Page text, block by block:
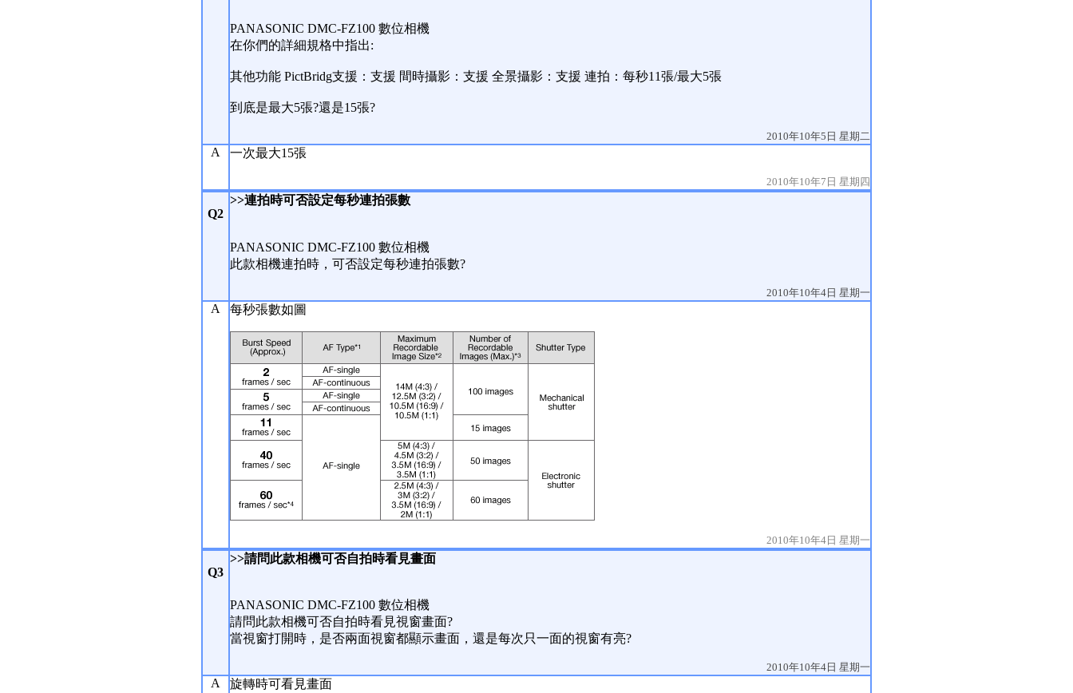
PANASONIC DMC-FZ100 數位相機
在你們的詳細規格中指出:
其他功能 PictBridg支援：支援 間時攝影：支援 全景攝影：支援 連拍：每秒11張/最大5張
到底是最大5張?還是15張?
2010年10年5日 星期二
A 一次最大15張
2010年10年7日 星期四
Q2
>>連拍時可否設定每秒連拍張數
PANASONIC DMC-FZ100 數位相機
此款相機連拍時，可否設定每秒連拍張數?
2010年10年4日 星期一
A 每秒張數如圖
2010年10年4日 星期一
Q3
>>請問此款相機可否自拍時看見畫面
PANASONIC DMC-FZ100 數位相機
請問此款相機可否自拍時看見視窗畫面?
當視窗打開時，是否兩面視窗都顯示畫面，還是每次只一面的視窗有亮?
2010年10年4日 星期一
A
旋轉時可看見畫面